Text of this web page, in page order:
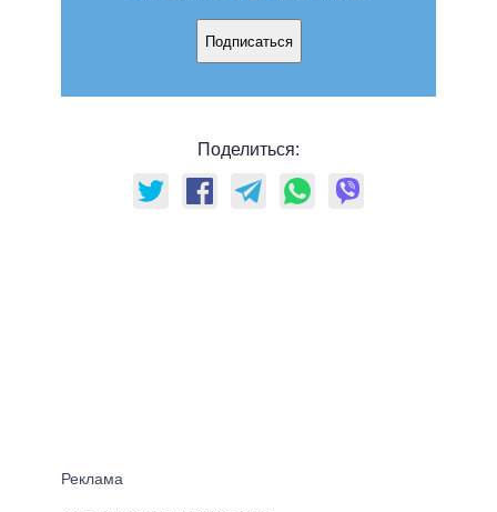
Подписаться
Поделиться: